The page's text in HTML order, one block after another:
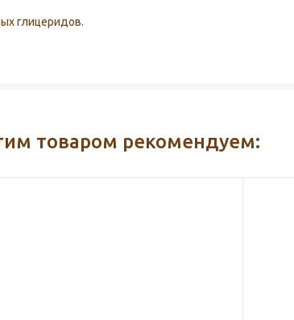
глицеридов.
товаром рекомендуем: